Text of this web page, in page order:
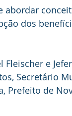
abordar
dos
Fleischer e
Secretário
Prefeito de